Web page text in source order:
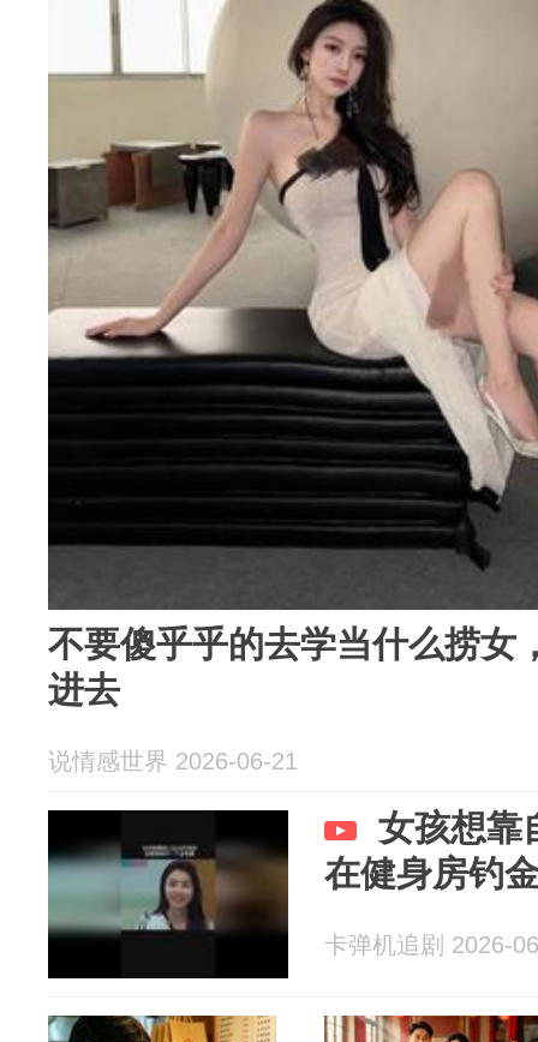
不要傻乎乎的去学当什么捞女
进去
说情感世界 2026-06-21
女孩想靠
在健身房钓
卡弹机追剧 2026-